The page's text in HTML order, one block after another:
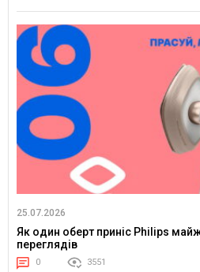
25.07.2026
Як один оберт приніс Philips
переглядів
0 3551